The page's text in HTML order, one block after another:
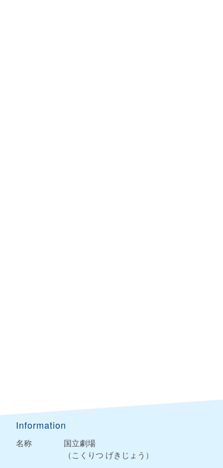
Information
名称
国立劇場
（こくりつ げきじょう）